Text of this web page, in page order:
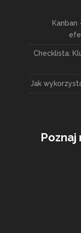
Kanban
Checklista:
Jak
Poznaj